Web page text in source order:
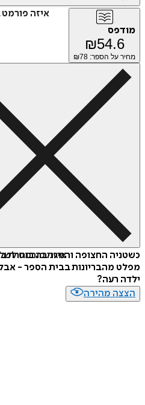
איזה
מודפס
₪54.6
מחיר על הספר: ₪ 78
איזה פורמט
כשטניה החצופה והמגניבה בוחרת
מפלט מהבריונות בבית הספר -
ילדה רעה?
הצצה מהירה